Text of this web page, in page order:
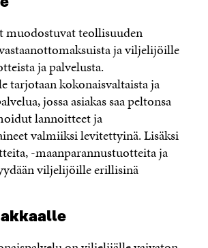
teollisuuden
ja viljelijöille
ja palvelusta.
tarjotaan kokonaisvaltaista ja
jossa asiakas saa peltonsa
lannoitteet ja
valmiiksi levitettyinä. Lisäksi
-maanparannustuotteita ja
viljelijöille erillisinä